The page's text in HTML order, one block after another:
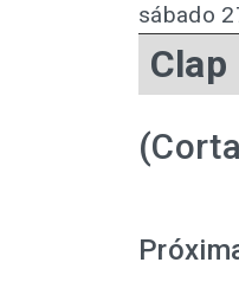
sábado
Clap